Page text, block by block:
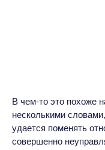
В чем-то это похоже
несколькими
удается поменять
совершенно